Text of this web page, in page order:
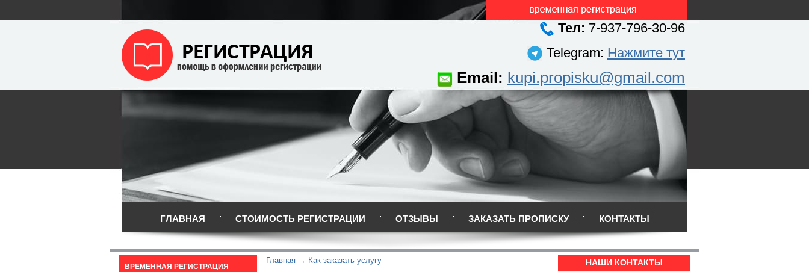
Тел: 7-937-796-30-96
Telegram: Нажмите тут
Email: kupi.propisku@gmail.com
ГЛАВНАЯ СТОИМОСТЬ РЕГИСТРАЦИИ ОТЗЫВЫ ЗАКАЗАТЬ ПРОПИСКУ КОНТАКТЫ
Главная Как заказать услугу
ВРЕМЕННАЯ РЕГИСТРАЦИЯ НАШИ КОНТАКТЫ